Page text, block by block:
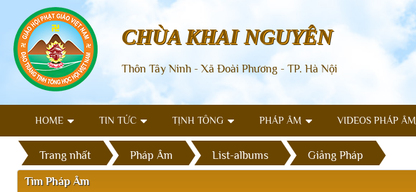
CHÙA KHAI NGUYÊN
Thôn Tây Ninh - Xã Đoài Phương - TP. Hà Nội
HOME TIN TỨC TỊNH TÔNG PHÁP ÂM VIDEOS PHÁP ÂM
Trang nhất Pháp Âm List-albums Giảng Pháp
Tìm Pháp Âm